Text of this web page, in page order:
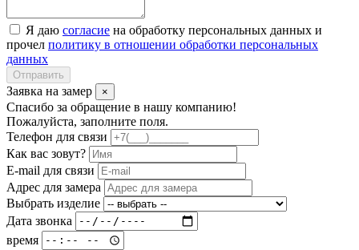
Я даю согласие на обработку персональных данных и
прочел политику в отношении обработки персональных
данных
Отправить
Заявка на замер ×
Спасибо за обращение в нашу компанию!
Пожалуйста, заполните поля.
Телефон для связи
Как вас зовут?
E-mail для связи
Адрес для замера
Выбрать изделие
Дата звонка
время